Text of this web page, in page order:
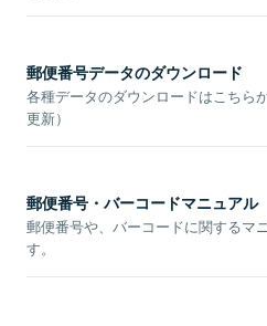
郵便番号データのダウンロード
各種データのダウンロードはこちら
更新）
郵便番号・バーコードマニュアル
郵便番号や、バーコードに関するマ
す。